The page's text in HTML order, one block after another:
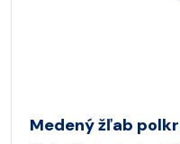
Medený žľab